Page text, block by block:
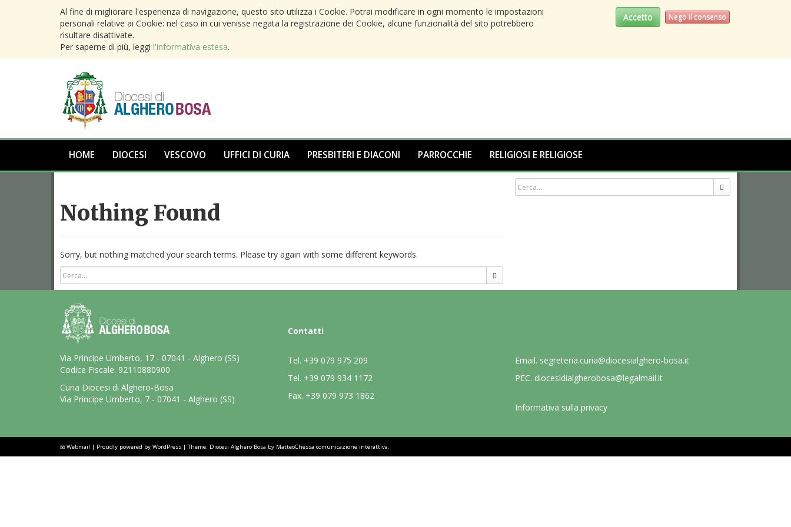
Al fine di migliorare l'esperienza di navigazione, questo sito utilizza i Cookie. Potrai modificare in ogni momento le impostazioni
personali relative ai Cookie: nel caso in cui venisse negata la registrazione dei Cookie, alcune funzionalità del sito potrebbero
risultare disattivate.
Per saperne di più, leggi l'informativa estesa.
Accetto Nego il consenso
HOME DIOCESI VESCOVO UFFICI DI CURIA PRESBITERI E DIACONI PARROCCHIE RELIGIOSI E RELIGIOSE
Nothing Found
Sorry, but nothing matched your search terms. Please try again with some different keywords.
Via Principe Umberto, 17 - 07041 - Alghero (SS)
Codice Fiscale. 92110880900
Curia Diocesi di Alghero-Bosa
Via Principe Umberto, 7 - 07041 - Alghero (SS)
Contatti
Tel. +39 079 975 209
Tel. +39 079 934 1172
Fax. +39 079 973 1862
Email. segreteria.curia@diocesialghero-bosa.it
PEC. diocesidialgherobosa@legalmail.it
Informativa sulla privacy
Webmail | Proudly powered by WordPress | Theme: Diocesi Alghero Bosa by MatteoChessa comunicazione interattiva.